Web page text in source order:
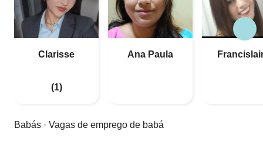
Clarisse
(1)
Ana Paula
Babás · Vagas de emprego de babá